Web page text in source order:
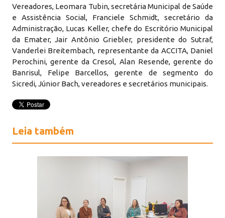
Vereadores, Leomara Tubin, secretária Municipal de Saúde
e Assistência Social, Franciele Schmidt, secretário da
Administração, Lucas Keller, chefe do Escritório Municipal
da Emater, Jair Antônio Griebler, presidente do Sutraf,
Vanderlei Breitembach, representante da ACCITA, Daniel
Perochini, gerente da Cresol, Alan Resende, gerente do
Banrisul, Felipe Barcellos, gerente de segmento do
Sicredi, Júnior Bach, vereadores e secretários municipais.
Leia também